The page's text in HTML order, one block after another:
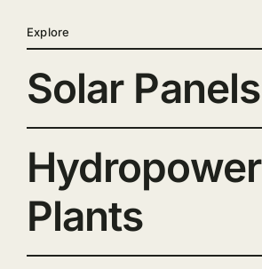
Explore
Solar Panels
Hydropower
Plants